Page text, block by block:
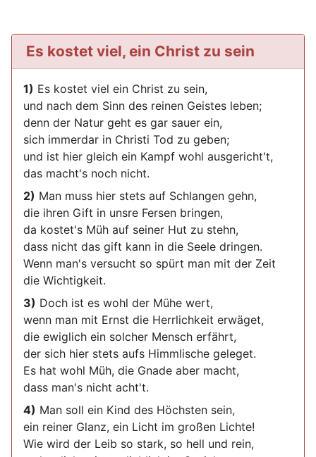
Es kostet viel, ein Christ zu sein
1) Es kostet viel ein Christ zu sein,
und nach dem Sinn des reinen Geistes leben;
denn der Natur geht es gar sauer ein,
sich immerdar in Christi Tod zu geben;
und ist hier gleich ein Kampf wohl ausgericht't,
das macht's noch nicht.
2) Man muss hier stets auf Schlangen gehn,
die ihren Gift in unsre Fersen bringen,
da kostet's Müh auf seiner Hut zu stehn,
dass nicht das gift kann in die Seele dringen.
Wenn man's versucht so spürt man mit der Zeit
die Wichtigkeit.
3) Doch ist es wohl der Mühe wert,
wenn man mit Ernst die Herrlichkeit erwäget,
die ewiglich ein solcher Mensch erfährt,
der sich hier stets aufs Himmlische geleget.
Es hat wohl Müh, die Gnade aber macht,
dass man's nicht acht't.
4) Man soll ein Kind des Höchsten sein,
ein reiner Glanz, ein Licht im großen Lichte!
Wie wird der Leib so stark, so hell und rein,